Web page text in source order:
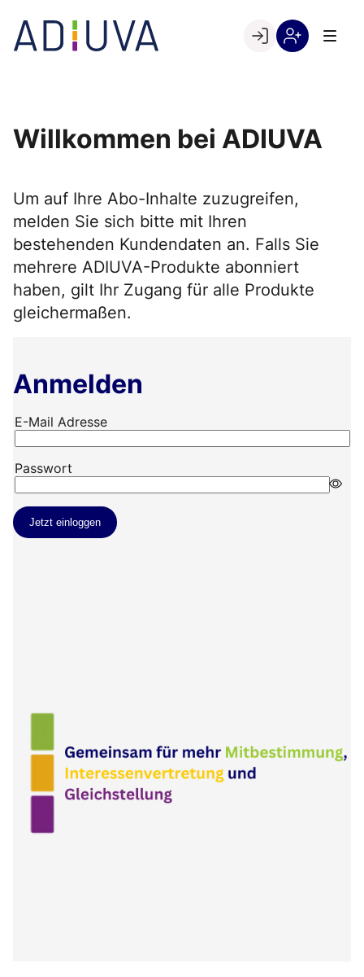
content
Go to landing page.
Willkommen bei ADIUVA
Um auf Ihre Abo-Inhalte zuzugreifen,
melden Sie sich bitte mit Ihren
bestehenden Kundendaten an. Falls Sie
mehrere ADIUVA-Produkte abonniert
haben, gilt Ihr Zugang für alle Produkte
gleichermaßen.
Anmelden